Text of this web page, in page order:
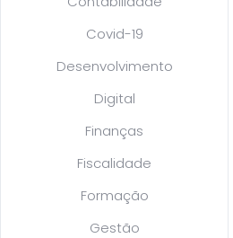
Covid-19
Desenvolvimento
Digital
Finanças
Fiscalidade
Formação
Gestão